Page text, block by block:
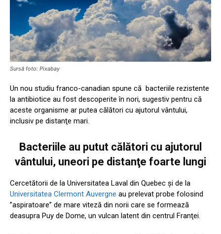
Sursă foto: Pixabay
Un nou studiu franco-canadian spune că bacteriile rezistente
la antibiotice au fost descoperite în nori, sugestiv pentru că
aceste organisme ar putea călători cu ajutorul vântului,
inclusiv pe distanţe mari.
Bacteriile au putut călători cu ajutorul
vântului, uneori pe distanţe foarte lungi
Cercetătorii de la Universitatea Laval din Quebec şi de la
Universitatea Clermont Auvergne au prelevat probe folosind
”aspiratoare” de mare viteză din norii care se formează
deasupra Puy de Dome, un vulcan latent din centrul Franţei.